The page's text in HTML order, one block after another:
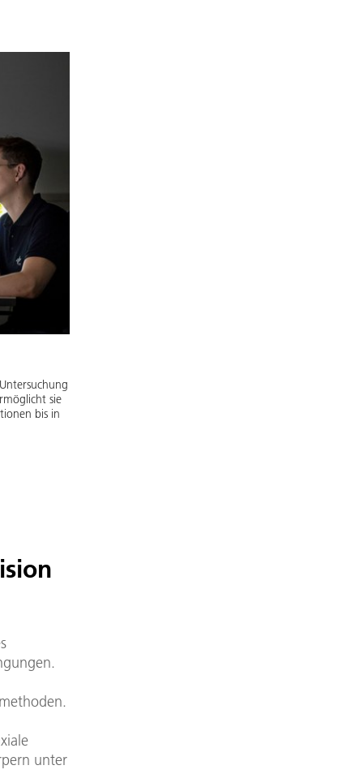
sie
bis in
unter